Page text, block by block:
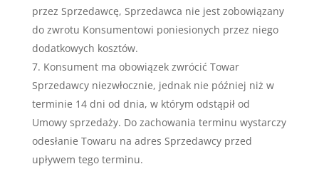
przez Sprzedawcę, Sprzedawca nie jest zobowiązany
do zwrotu Konsumentowi poniesionych przez niego
dodatkowych kosztów.
Konsument ma obowiązek zwrócić Towar
Sprzedawcy niezwłocznie, jednak nie później niż w
terminie 14 dni od dnia, w którym odstąpił od
Umowy sprzedaży. Do zachowania terminu wystarczy
odesłanie Towaru na adres Sprzedawcy przed
upływem tego terminu.